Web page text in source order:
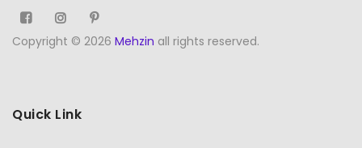
Copyright © 2026 Mehzin all rights reserved.
Quick Link